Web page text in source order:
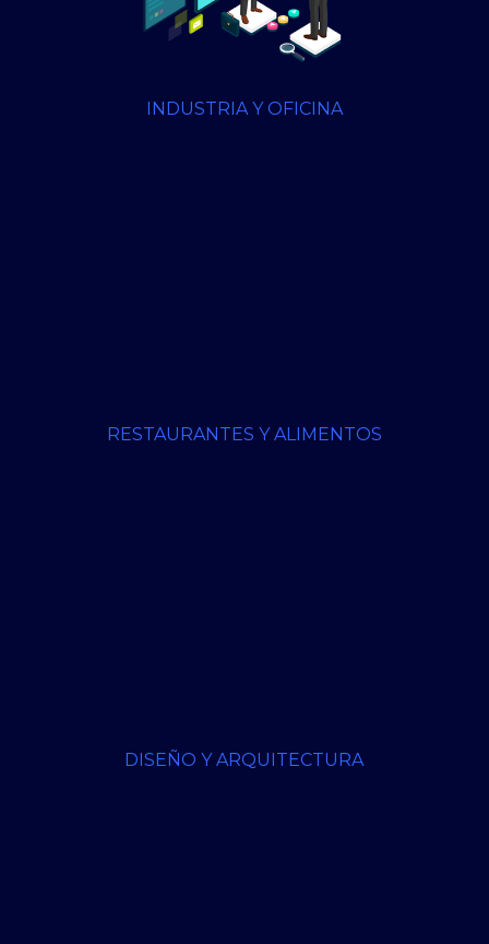
INDUSTRIA Y OFICINA
RESTAURANTES Y ALIMENTOS
DISEÑO Y ARQUITECTURA